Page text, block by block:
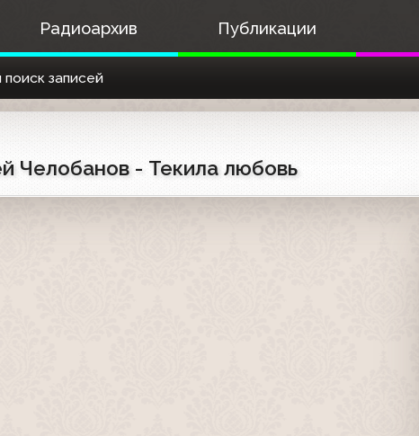
Радиоархив Публикации
записей
Челобанов - Текила любовь